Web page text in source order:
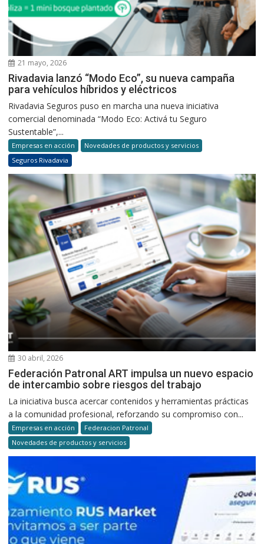
21 mayo, 2026
Rivadavia lanzó “Modo Eco”, su nueva campaña
para vehículos híbridos y eléctricos
Rivadavia Seguros puso en marcha una nueva iniciativa
comercial denominada “Modo Eco: Activá tu Seguro
Sustentable”,...
Empresas en acción
Novedades de productos y servicios
Seguros Rivadavia
30 abril, 2026
Federación Patronal ART impulsa un nuevo espacio
de intercambio sobre riesgos del trabajo
La iniciativa busca acercar contenidos y herramientas prácticas
a la comunidad profesional, reforzando su compromiso con...
Empresas en acción
Federacion Patronal
Novedades de productos y servicios